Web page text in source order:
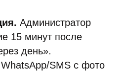
Администратор
15 минут после
день».
WhatsApp/SMS с фото